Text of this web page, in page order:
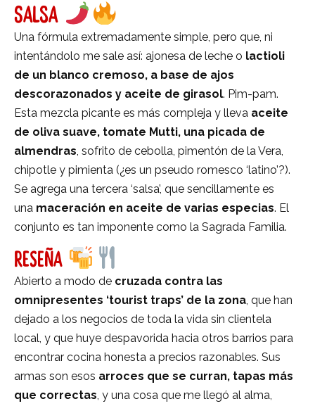
SALSA
Una fórmula extremadamente simple, pero que, ni
intentándolo me sale así: ajonesa de leche o lactioli
de un blanco cremoso, a base de ajos
descorazonados y aceite de girasol. Pim-pam.
Esta mezcla picante es más compleja y lleva aceite
de oliva suave, tomate Mutti, una picada de
almendras, sofrito de cebolla, pimentón de la Vera,
chipotle y pimienta (¿es un pseudo romesco ‘latino’?).
Se agrega una tercera ‘salsa’, que sencillamente es
una maceración en aceite de varias especias. El
conjunto es tan imponente como la Sagrada Familia.
RESEÑA
Abierto a modo de cruzada contra las
omnipresentes ‘tourist traps’ de la zona, que han
dejado a los negocios de toda la vida sin clientela
local, y que huye despavorida hacia otros barrios para
encontrar cocina honesta a precios razonables. Sus
armas son esos arroces que se curran, tapas más
que correctas, y una cosa que me llegó al alma,